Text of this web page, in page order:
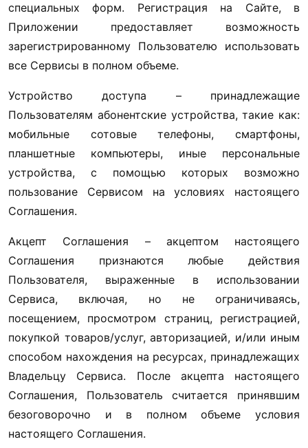
специальных форм. Регистрация на Сайте, в
Приложении предоставляет возможность
зарегистрированному Пользователю использовать
все Сервисы в полном объеме.
Устройство доступа – принадлежащие
Пользователям абонентские устройства, такие как:
мобильные сотовые телефоны, смартфоны,
планшетные компьютеры, иные персональные
устройства, с помощью которых возможно
пользование Сервисом на условиях настоящего
Соглашения.
Акцепт Соглашения – акцептом настоящего
Соглашения признаются любые действия
Пользователя, выраженные в использовании
Сервиса, включая, но не ограничиваясь,
посещением, просмотром страниц, регистрацией,
покупкой товаров/услуг, авторизацией, и/или иным
способом нахождения на ресурсах, принадлежащих
Владельцу Сервиса. После акцепта настоящего
Соглашения, Пользователь считается принявшим
безоговорочно и в полном объеме условия
настоящего Соглашения.